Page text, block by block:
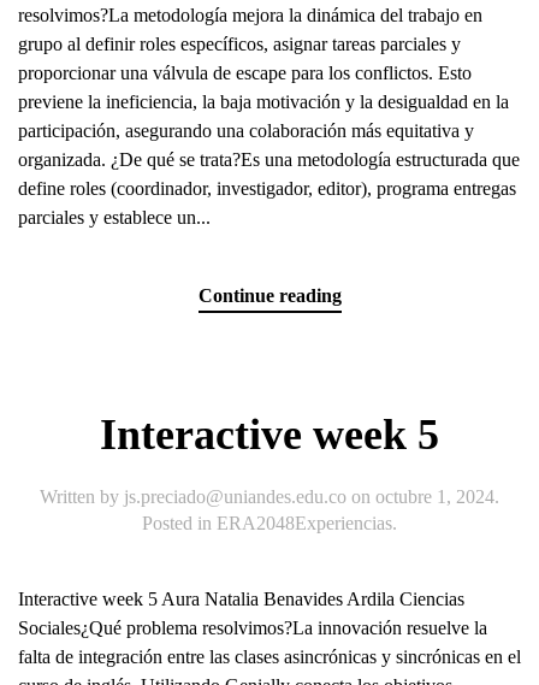
resolvimos?La metodología mejora la dinámica del trabajo en
grupo al definir roles específicos, asignar tareas parciales y
proporcionar una válvula de escape para los conflictos. Esto
previene la ineficiencia, la baja motivación y la desigualdad en la
participación, asegurando una colaboración más equitativa y
organizada. ¿De qué se trata?Es una metodología estructurada que
define roles (coordinador, investigador, editor), programa entregas
parciales y establece un...
Continue reading
Interactive week 5
Written by js.preciado@uniandes.edu.co on octubre 1, 2024.
Posted in ERA2048Experiencias.
Interactive week 5 Aura Natalia Benavides Ardila Ciencias
Sociales¿Qué problema resolvimos?La innovación resuelve la
falta de integración entre las clases asincrónicas y sincrónicas en el